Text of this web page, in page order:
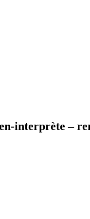
interprète –